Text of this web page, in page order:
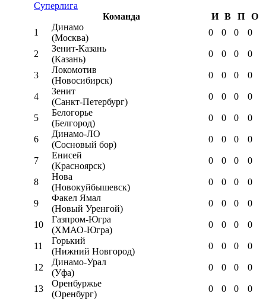
Суперлига
Команда
И В П
О
1
Динамо
(Москва)
0 0 0 0
2
Зенит-Казань
(Казань)
0 0 0 0
3
Локомотив
(Новосибирск)
0 0 0 0
4
Зенит
(Санкт-Петербург)
0 0 0 0
5
Белогорье
(Белгород)
0 0 0 0
6
Динамо-ЛО
(Сосновый бор)
0 0 0 0
7
Енисей
(Красноярск)
0 0 0 0
8
Нова
(Новокуйбышевск)
0 0 0 0
9
Факел Ямал
(Новый Уренгой)
0 0 0 0
10
Газпром-Югра
(ХМАО-Югра)
0 0 0 0
11
Горький
(Нижний Новгород)
0 0 0 0
12
Динамо-Урал
(Уфа)
0 0 0 0
13
Оренбуржье
(Оренбург)
0 0 0 0